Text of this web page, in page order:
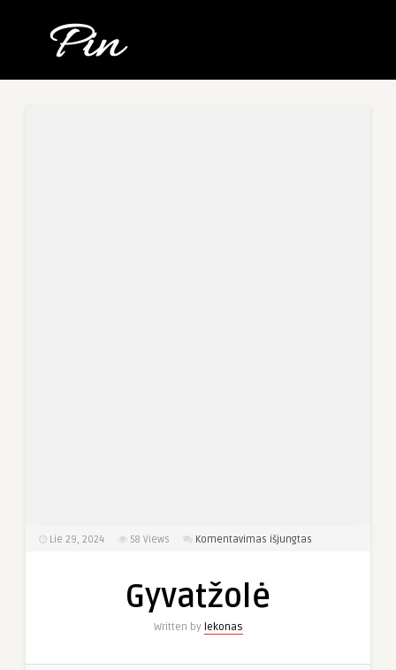
Lie 29, 2024 58 Views Komentavimas išjungtas
Gyvatžolė
Written by lekonas